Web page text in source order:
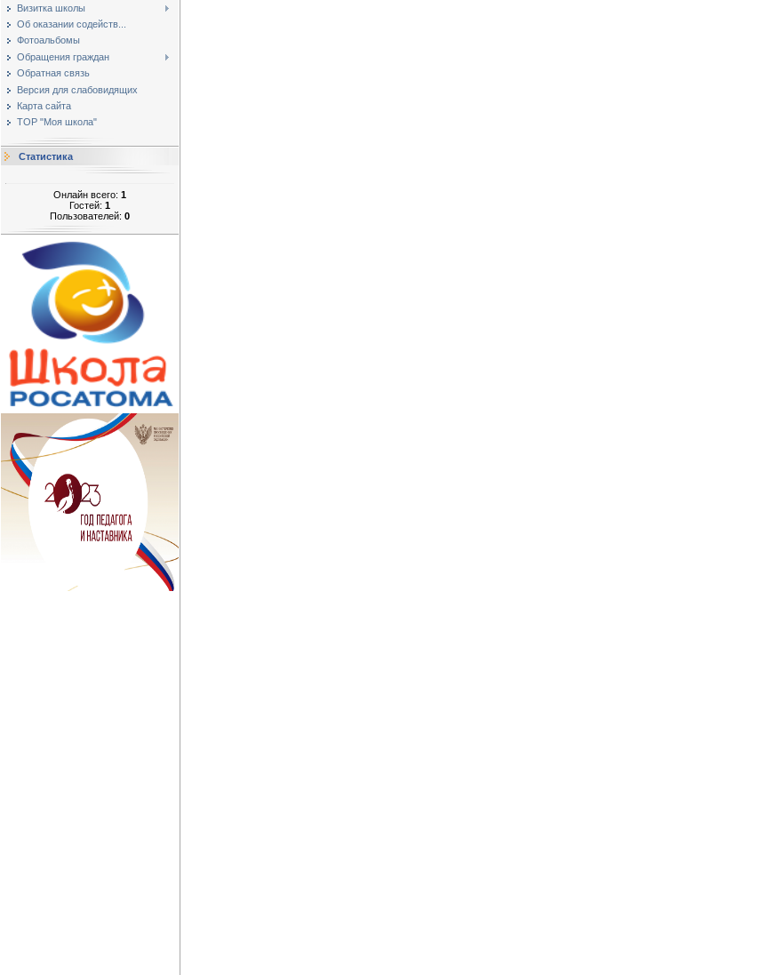
Визитка школы
Об оказании содейств...
Фотоальбомы
Обращения граждан
Обратная связь
Версия для слабовидящих
Карта сайта
ТОР "Моя школа"
Статистика
Онлайн всего: 1
Гостей: 1
Пользователей: 0